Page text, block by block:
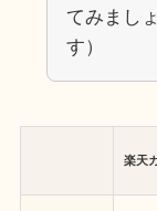
てみまし
す）
楽天